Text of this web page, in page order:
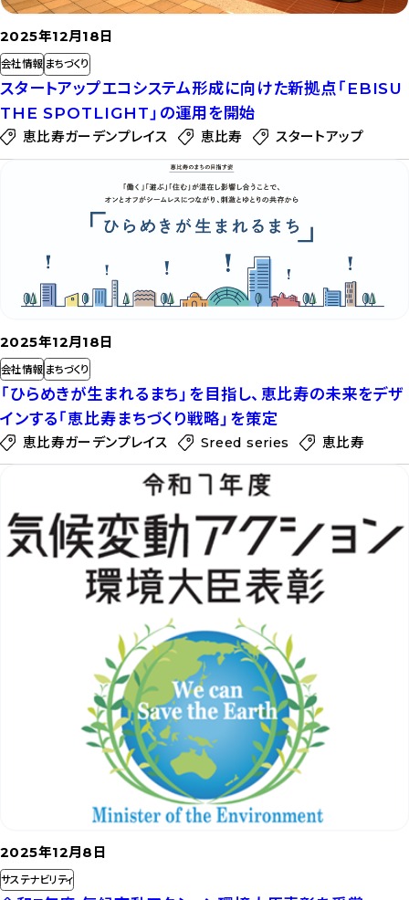
スタートアップエコシステム形成に向けた新拠点「EBISU
THE SPOTLIGHT」の運用を開始
2025年12月18日
会社情報 まちづくり
恵比寿ガーデンプレイス 恵比寿 スタートアップ
「ひらめきが生まれるまち」を目指し、恵比寿の未来をデザ
インする「恵比寿まちづくり戦略」を策定
2025年12月18日
会社情報 まちづくり
恵比寿ガーデンプレイス Sreed series 恵比寿
を
2025年12月8日
サステナビリティ